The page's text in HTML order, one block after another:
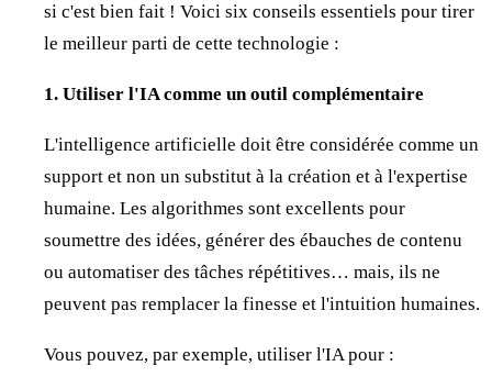
si c'est bien fait ! Voici six conseils essentiels pour tirer
le meilleur parti de cette technologie :
1. Utiliser l'IA comme un outil complémentaire
L'intelligence artificielle doit être considérée comme un
support et non un substitut à la création et à l'expertise
humaine. Les algorithmes sont excellents pour
soumettre des idées, générer des ébauches de contenu
ou automatiser des tâches répétitives… mais, ils ne
peuvent pas remplacer la finesse et l'intuition humaines.
Vous pouvez, par exemple, utiliser l'IA pour :